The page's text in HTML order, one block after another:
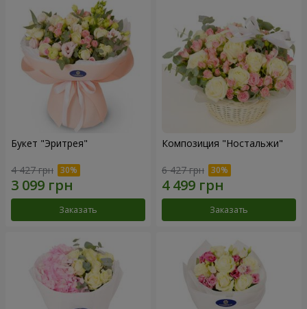
Букет "Эритрея"
4 427 грн
Заказать
Композиция "Ностальжи"
6 427 грн
Заказать